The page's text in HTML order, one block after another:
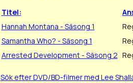
Titel:
Hannah Montana - Säsong 1
Samantha Who? - Säsong 1
Arrested Development - Säsong 2
Sök efter DVD/BD-filmer med Lee